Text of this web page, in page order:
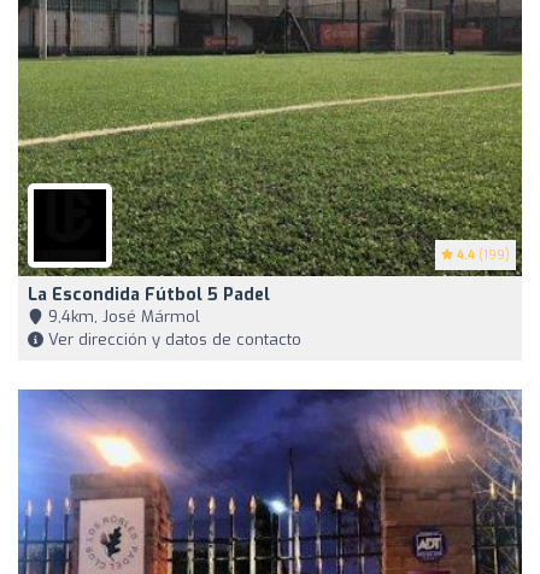
4.4 (199)
La Escondida Fútbol 5 Padel
9,4km, José Mármol
Ver dirección y datos de contacto